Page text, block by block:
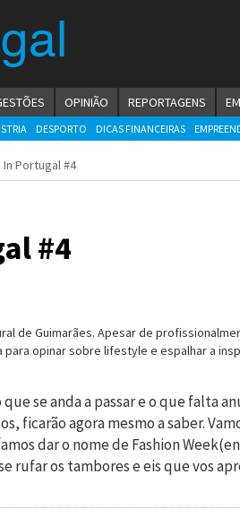
OPINIÃO REPORTAGENS
DESPORTO DICAS FINANCEIRAS
Portugal #4
#4
de Guimarães. Apesar de
para opinar sobre lifestyle e espalhar a
que se anda a passar e o que falta
ficarão agora mesmo a saber.
dar o nome de Fashion
rufar os tambores e eis que vos